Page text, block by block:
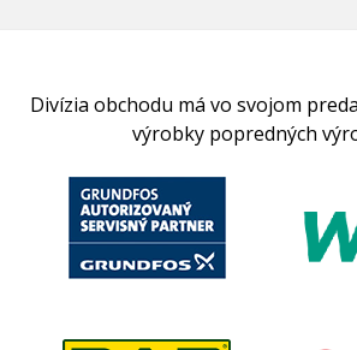
Divízia obchodu má vo svojom
výrobky popredných